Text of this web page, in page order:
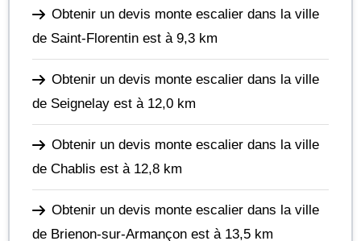
Obtenir un devis monte escalier dans la ville
de Saint-Florentin est à 9,3 km
Obtenir un devis monte escalier dans la ville
de Seignelay est à 12,0 km
Obtenir un devis monte escalier dans la ville
de Chablis est à 12,8 km
Obtenir un devis monte escalier dans la ville
de Brienon-sur-Armançon est à 13,5 km